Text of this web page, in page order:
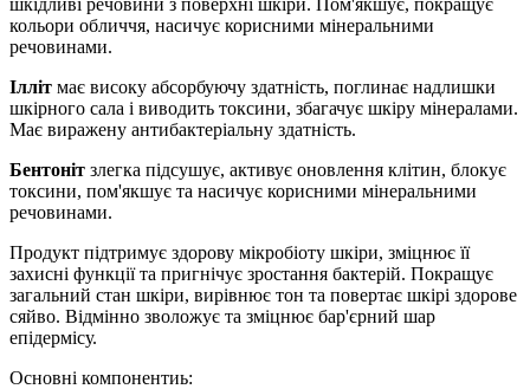
шкідливі речовини з поверхні шкіри. Пом'якшує, покращує
кольори обличчя, насичує корисними мінеральними
речовинами.
Ілліт має високу абсорбуючу здатність, поглинає надлишки
шкірного сала і виводить токсини, збагачує шкіру мінералами.
Має виражену антибактеріальну здатність.
Бентоніт злегка підсушує, активує оновлення клітин, блокує
токсини, пом'якшує та насичує корисними мінеральними
речовинами.
Продукт підтримує здорову мікробіоту шкіри, зміцнює її
захисні функції та пригнічує зростання бактерій. Покращує
загальний стан шкіри, вирівнює тон та повертає шкірі здорове
сяйво. Відмінно зволожує та зміцнює бар'єрний шар
епідермісу.
Основні компонентиь: